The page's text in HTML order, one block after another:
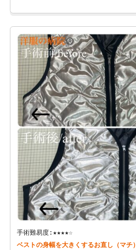
手術難易度:★★★★☆
ベストの身幅を大きくするお直し（マチ）